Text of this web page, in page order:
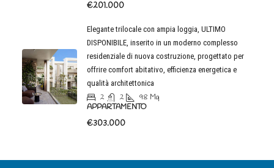
€201.000
Elegante trilocale con ampia loggia, ULTIMO
DISPONIBILE, inserito in un moderno complesso
residenziale di nuova costruzione, progettato per
offrire comfort abitativo, efficienza energetica e
qualità architettonica
2 2 98 Mq
APPARTAMENTO
€303.000